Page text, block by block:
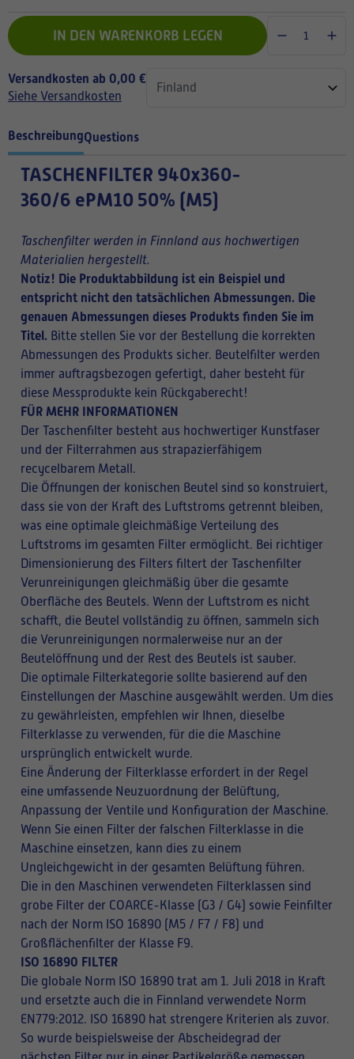
IN DEN WARENKORB LEGEN
Versandkosten ab 0,00 €
Siehe Versandkosten
BeschreibungQuestions
TASCHENFILTER 940x360-
360/6 ePM10 50% (M5)
Taschenfilter werden in Finnland aus hochwertigen
Materialien hergestellt.
Notiz! Die Produktabbildung ist ein Beispiel und
entspricht nicht den tatsächlichen Abmessungen. Die
genauen Abmessungen dieses Produkts finden Sie im
Titel. Bitte stellen Sie vor der Bestellung die korrekten
Abmessungen des Produkts sicher. Beutelfilter werden
immer auftragsbezogen gefertigt, daher besteht für
diese Messprodukte kein Rückgaberecht!
FÜR MEHR INFORMATIONEN
Der Taschenfilter besteht aus hochwertiger Kunstfaser
und der Filterrahmen aus strapazierfähigem
recycelbarem Metall.
Die Öffnungen der konischen Beutel sind so konstruiert,
dass sie von der Kraft des Luftstroms getrennt bleiben,
was eine optimale gleichmäßige Verteilung des
Luftstroms im gesamten Filter ermöglicht. Bei richtiger
Dimensionierung des Filters filtert der Taschenfilter
Verunreinigungen gleichmäßig über die gesamte
Oberfläche des Beutels. Wenn der Luftstrom es nicht
schafft, die Beutel vollständig zu öffnen, sammeln sich
die Verunreinigungen normalerweise nur an der
Beutelöffnung und der Rest des Beutels ist sauber.
Die optimale Filterkategorie sollte basierend auf den
Einstellungen der Maschine ausgewählt werden. Um dies
zu gewährleisten, empfehlen wir Ihnen, dieselbe
Filterklasse zu verwenden, für die die Maschine
ursprünglich entwickelt wurde.
Eine Änderung der Filterklasse erfordert in der Regel
eine umfassende Neuzuordnung der Belüftung,
Anpassung der Ventile und Konfiguration der Maschine.
Wenn Sie einen Filter der falschen Filterklasse in die
Maschine einsetzen, kann dies zu einem
Ungleichgewicht in der gesamten Belüftung führen.
Die in den Maschinen verwendeten Filterklassen sind
grobe Filter der COARCE-Klasse (G3 / G4) sowie Feinfilter
nach der Norm ISO 16890 (M5 / F7 / F8) und
Großflächenfilter der Klasse F9.
ISO 16890 FILTER
Die globale Norm ISO 16890 trat am 1. Juli 2018 in Kraft
und ersetzte auch die in Finnland verwendete Norm
EN779:2012. ISO 16890 hat strengere Kriterien als zuvor.
So wurde beispielsweise der Abscheidegrad der